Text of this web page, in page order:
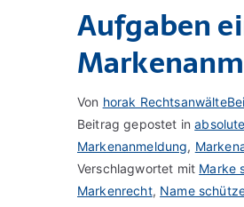
Aufgaben
Von horak Rechtsanwälte
Beitrag gepostet in
Markenanmeldung,
Verschlagwortet mit Marke
Markenrecht, Name